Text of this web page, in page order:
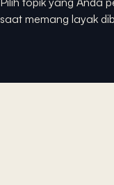
saat memang layak